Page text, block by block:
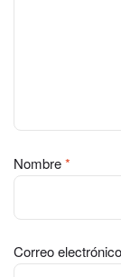
Nombre*
Correo electrónico